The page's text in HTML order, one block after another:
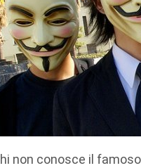
non conosce il